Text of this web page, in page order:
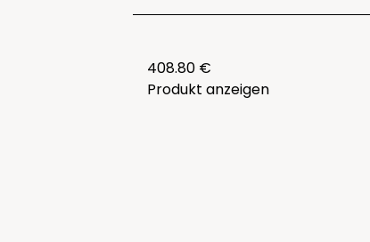
408.80 €
Produkt anzeigen